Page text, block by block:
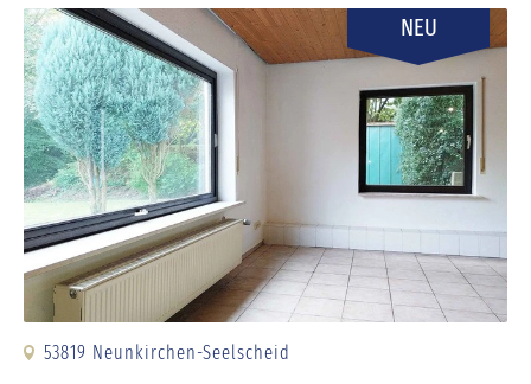
NEU
53819 Neunkirchen-Seelscheid